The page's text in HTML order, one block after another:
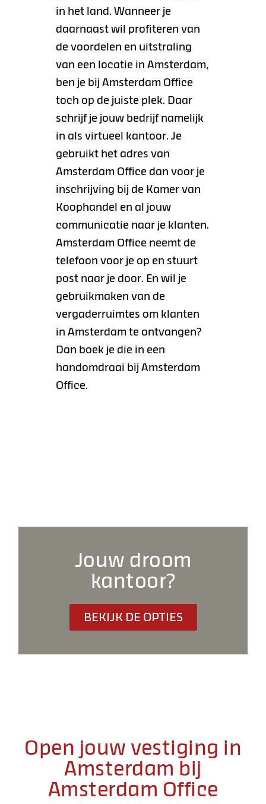
in het land. Wanneer je
daarnaast wil profiteren van
de voordelen en uitstraling
van een locatie in Amsterdam,
ben je bij Amsterdam Office
toch op de juiste plek. Daar
schrijf je jouw bedrijf namelijk
in als virtueel kantoor. Je
gebruikt het adres van
Amsterdam Office dan voor je
inschrijving bij de Kamer van
Koophandel en al jouw
communicatie naar je klanten.
Amsterdam Office neemt de
telefoon voor je op en stuurt
post naar je door. En wil je
gebruikmaken van de
vergaderruimtes om klanten
in Amsterdam te ontvangen?
Dan boek je die in een
handomdraai bij Amsterdam
Office.
Jouw droom
kantoor?
BEKIJK DE OPTIES
Open jouw vestiging in
Amsterdam bij
Amsterdam Office